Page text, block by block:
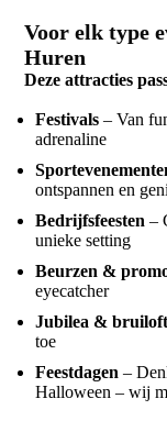
Voor elk type
Huren
Deze attracties
Festivals – Van
adrenaline
ontspannen en
Bedrijfsfeesten–
unieke setting
Beurzen &
eyecatcher
Jubilea &
toe
Feestdagen –
Halloween – wij